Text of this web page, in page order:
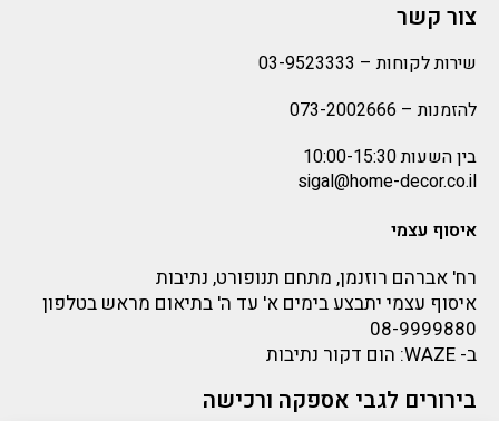
צור קשר
שירות לקוחות – 03-9523333
להזמנות – 073-2002666
בין השעות 10:00-15:30
sigal@home-decor.co.il
איסוף עצמי
רח' אברהם רוזנמן, מתחם תנופורט, נתיבות
איסוף עצמי יתבצע בימים א' עד ה' בתיאום מראש בטלפון
08-9999880
ב- WAZE: הום דקור נתיבות
בירורים לגבי אספקה ורכישה